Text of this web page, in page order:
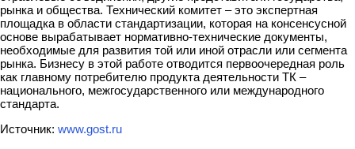
рынка и общества. Технический комитет – это экспертная
площадка в области стандартизации, которая на консенсусной
основе вырабатывает нормативно-технические документы,
необходимые для развития той или иной отрасли или сегмента
рынка. Бизнесу в этой работе отводится первоочередная роль
как главному потребителю продукта деятельности ТК –
национального, межгосударственного или международного
стандарта.
Источник: www.gost.ru